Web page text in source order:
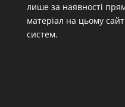
лише за наявності
матеріал на цьому
систем.